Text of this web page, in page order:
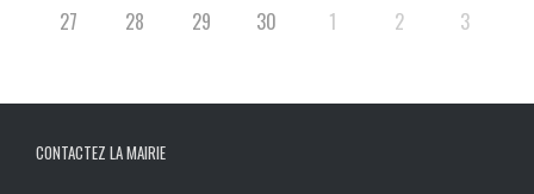
27 28 29 30 1 2 3
CONTACTEZ LA MAIRIE